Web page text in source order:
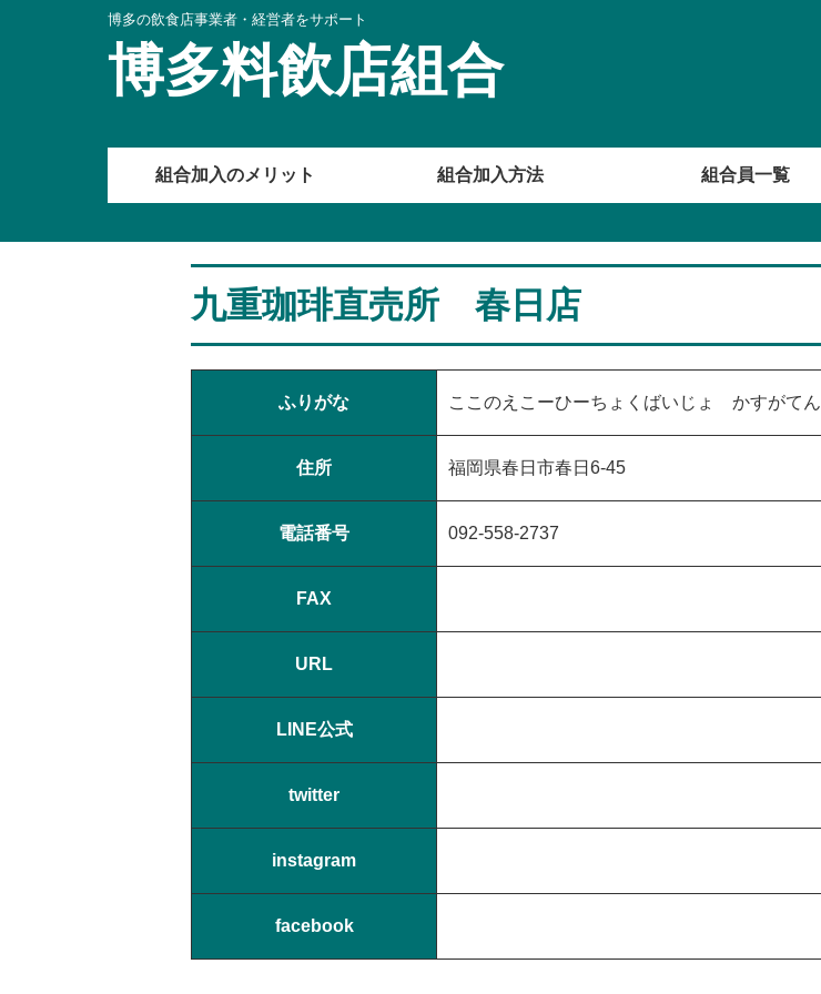
博多の飲食店事業者・経営者をサポート
博多料飲店組合
組合加入のメリット 組合加入方法 組合員一覧
九重珈琲直売所 春日店
ふりがな ここのえこーひーちょくばいじょ かすがてん
住所 福岡県春日市春日6-45
電話番号 092-558-2737
FAX
URL
LINE公式
twitter
instagram
facebook